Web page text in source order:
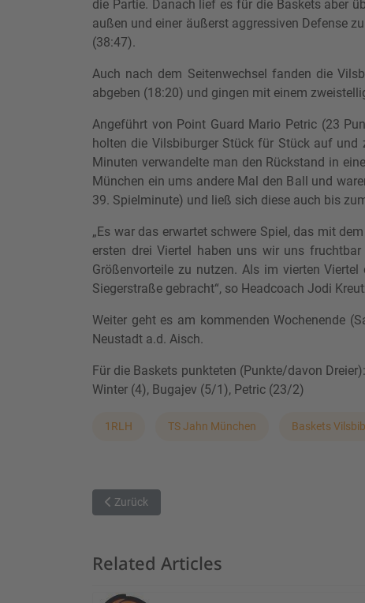
die Partie. Danach lief es für die Baskets aber
außen und einer äußerst aggressiven Defense
(38:47).
Auch nach dem Seitenwechsel fanden die
abgeben (18:20) und gingen mit einem
Angeführt von Point Guard Mario Petric (23
holten die Vilsbiburger Stück für Stück auf
Minuten verwandelte man den Rückstand in
München ein ums andere Mal den Ball und
39. Spielminute) und ließ sich diese auch bis
„Es war das erwartet schwere Spiel, das mit
ersten drei Viertel haben uns wir uns
Größenvorteile zu nutzen. Als im vierten
Siegerstraße gebracht“, so Headcoach Jodi
Weiter geht es am kommenden Wochenende
Neustadt a.d. Aisch.
Für die Baskets punkteten (Punkte/davon
Winter (4), Bugajev (5/1), Petric (23/2)
1RLH TS Jahn München Baskets
Vorheriger Beitrag: TTL Bamberg gewinnt 83-76
Zurück
Related Articles